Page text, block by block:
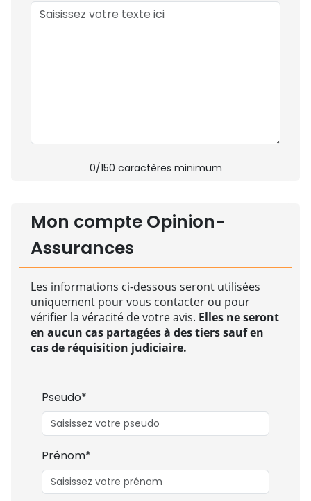
0/150 caractères minimum
Mon compte Opinion-
Assurances
Les informations ci-dessous seront utilisées
uniquement pour vous contacter ou pour
vérifier la véracité de votre avis. Elles ne seront
en aucun cas partagées à des tiers sauf en
cas de réquisition judiciaire.
Pseudo*
Prénom*